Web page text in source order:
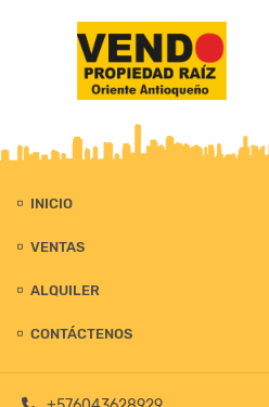
INICIO
VENTAS
ALQUILER
CONTÁCTENOS